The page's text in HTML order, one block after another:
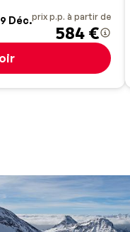
Déc.prix p.p. à partir de
584 €